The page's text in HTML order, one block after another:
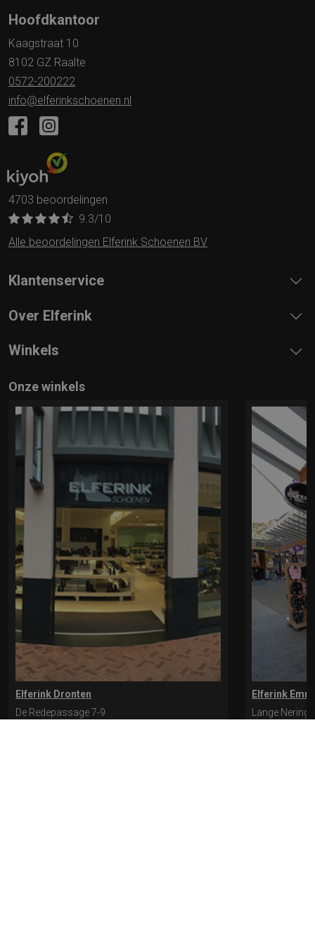
Hoofdkantoor
Kaagstraat 10
8102 GZ Raalte
0572-200222
info@elferinkschoenen.nl
4703 beoordelingen
9.3/10
Alle beoordelingen Elferink Schoenen BV
Klantenservice
Over Elferink
Winkels
Onze winkels
Elferink Dronten
De Redepassage 7-9
Elferink
Lange Nering